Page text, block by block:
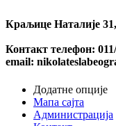
Краљице Наталије
Контакт телефон:
email:
Додатне опције
Мапа сајта
Администрација